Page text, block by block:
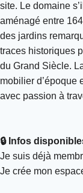
site. Le domaine
aménagé entre
des jardins
traces historiques
du Grand Siècle.
mobilier d’époque
avec passion à
🔒 Infos
Je suis déjà
Je crée mon